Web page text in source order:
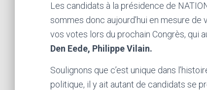
Les candidats à la présidence de
sommes donc aujourd’hui en mesure
vos votes lors du prochain Congrès, qui
Den Eede, Philippe Vilain.
Soulignons que c’est unique dans
politique, il y ait autant de candidats se